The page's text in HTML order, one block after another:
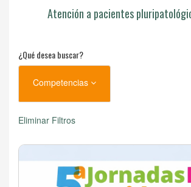
Atención a pacientes
¿Qué desea buscar?
Competencias
Eliminar Filtros